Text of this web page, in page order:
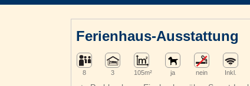
Ferienhaus-Ausstattung
8 3 105m² ja nein Inkl.